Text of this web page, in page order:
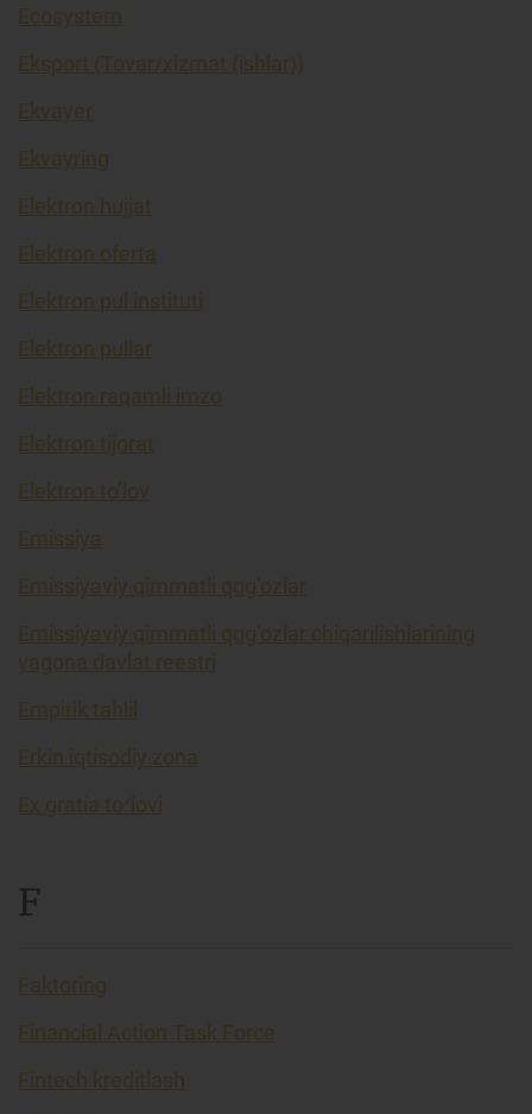
Ecosystem
Eksport (Tovar/xizmat (ishlar))
Ekvayer
Ekvayring
Elektron hujjat
Elektron oferta
Elektron pul instituti
Elektron pullar
Elektron raqamli imzo
Elektron tijorat
Elektron to’lov
Emissiya
Emissiyaviy qimmatli qog’ozlar
Emissiyaviy qimmatli qog’ozlar chiqarilishlarining
yagona davlat reestri
Empirik tahlil
Erkin iqtisodiy zona
Ex gratia toʻlovi
F
Faktoring
Financial Action Task Force
Fintech kreditlash